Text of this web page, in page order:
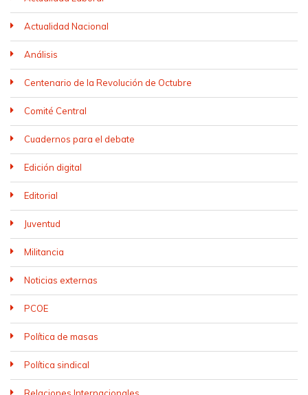
Actualidad Nacional
Análisis
Centenario de la Revolución de Octubre
Comité Central
Cuadernos para el debate
Edición digital
Editorial
Juventud
Militancia
Noticias externas
PCOE
Política de masas
Política sindical